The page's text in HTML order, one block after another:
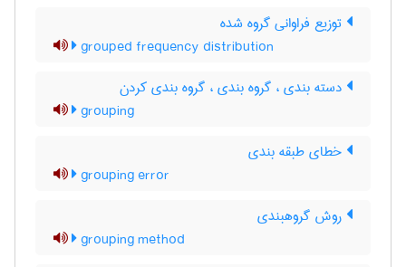
توزیع فراوانی گروه شده
grouped frequency distribution
دسته بندی ، گروه بندی ، گروه بندی کردن
grouping
خطای طبقه بندی
grouping error
روش گروهبندی
grouping method